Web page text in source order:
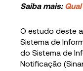
Saiba mais:
O estudo deste
Sistema de
do Sistema de
Notificação